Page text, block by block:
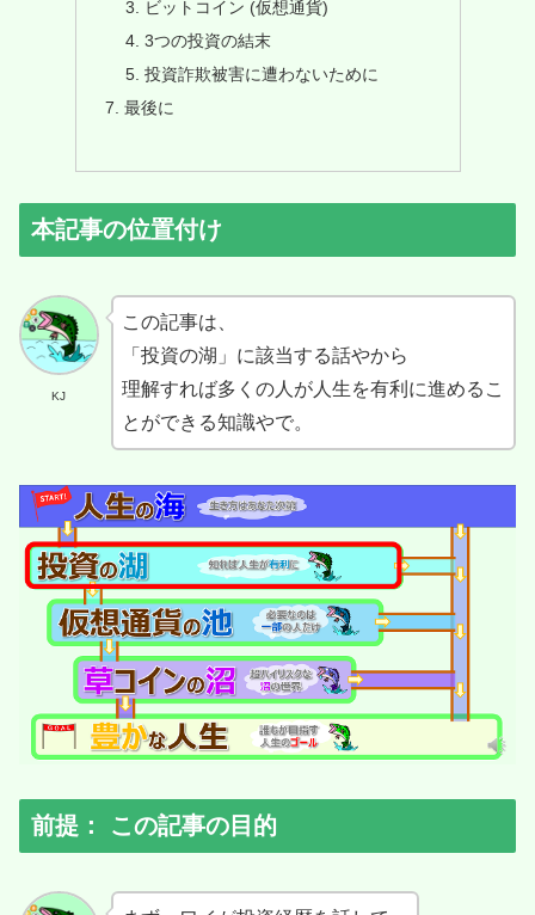
ビットコイン (仮想通貨)
3つの投資の結末
投資詐欺被害に遭わないために
最後に
本記事の位置付け
KJ
この記事は、
「投資の湖」に該当する話やから
理解すれば多くの人が人生を有利に進めるこ
とができる知識やで。
前提： この記事の目的